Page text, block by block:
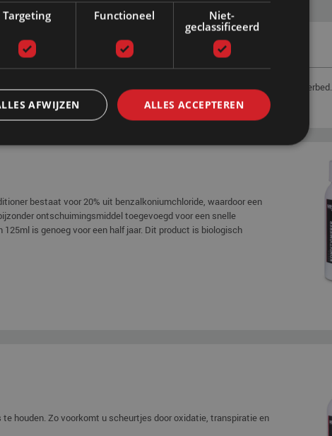
vindt u: 1x conditioner voor uw waterbed, 1x reiniger voor uw waterbed.
bestaat voor 20% uit benzalkoniumchloride, waardoor een
ontschuimingsmiddel toegevoegd voor een snelle
is genoeg voor een half jaar. Dit product is biologisch
houden. Zo voorkomt u scheurtjes door oxidatie, transpiratie en
Targeting Functioneel
Niet-
geclassificeerd
ALLES ACCEPTEREN
AFWIJZEN